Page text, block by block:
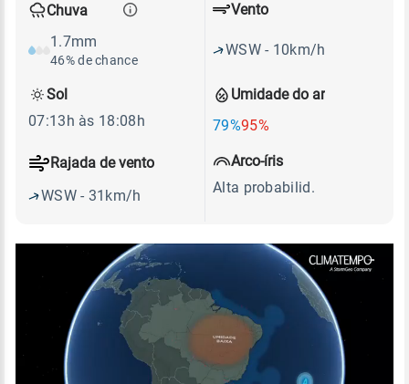
Chuva
1.7mm
46% de chance
Umidade do ar
79%95%
Vento
WSW - 10km/h
Rajada de vento
WSW - 31km/h
Sol
07:13h às 18:08h
Arco-íris
Alta probabilid.